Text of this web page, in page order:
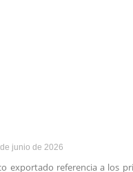
junio de 2026
exportado referencia a los